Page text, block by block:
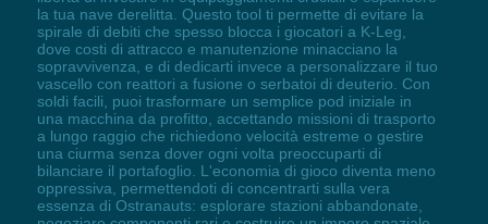
la tua nave derelitta. Questo tool ti permette di evitare la
spirale di debiti che spesso blocca i giocatori a K-Leg,
dove costi di attracco e manutenzione minacciano la
sopravvivenza, e di dedicarti invece a personalizzare il tuo
vascello con reattori a fusione o serbatoi di deuterio. Con
soldi facili, puoi trasformare un semplice pod iniziale in
una macchina da profitto, accettando missioni di trasporto
a lungo raggio che richiedono velocità estreme o gestire
una ciurma senza dover ogni volta preoccuparti di
bilanciare il portafoglio. L'economia di gioco diventa meno
oppressiva, permettendoti di concentrarti sulla vera
essenza di Ostranauts: esplorare stazioni abbandonate,